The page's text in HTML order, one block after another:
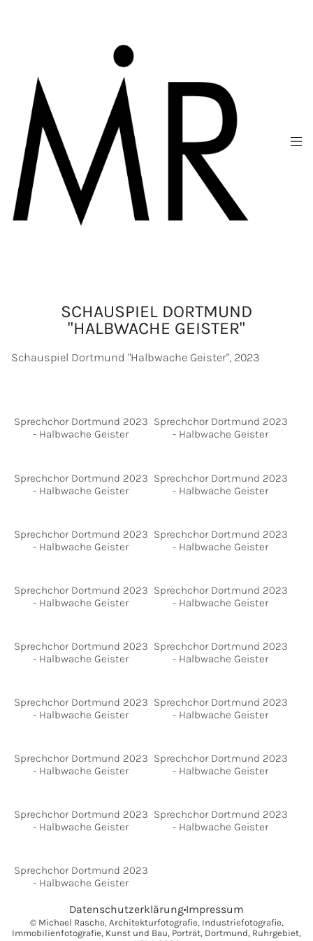
SCHAUSPIEL DORTMUND
"HALBWACHE GEISTER"
Schauspiel Dortmund "Halbwache Geister", 2023
Sprechchor Dortmund 2023
- Halbwache Geister
Sprechchor Dortmund 2023
- Halbwache Geister
Sprechchor Dortmund 2023
- Halbwache Geister
Sprechchor Dortmund 2023
- Halbwache Geister
Sprechchor Dortmund 2023
- Halbwache Geister
Sprechchor Dortmund 2023
- Halbwache Geister
Sprechchor Dortmund 2023
- Halbwache Geister
Sprechchor Dortmund 2023
- Halbwache Geister
Sprechchor Dortmund 2023
- Halbwache Geister
Sprechchor Dortmund 2023
- Halbwache Geister
Sprechchor Dortmund 2023
- Halbwache Geister
Sprechchor Dortmund 2023
- Halbwache Geister
Sprechchor Dortmund 2023
- Halbwache Geister
Sprechchor Dortmund 2023
- Halbwache Geister
Sprechchor Dortmund 2023
- Halbwache Geister
Sprechchor Dortmund 2023
- Halbwache Geister
Sprechchor Dortmund 2023
- Halbwache Geister
Datenschutzerklärung Impressum
© Michael Rasche, Architekturfotografie, Industriefotografie,
Immobilienfotografie, Kunst und Bau, Porträt, Dortmund, Ruhrgebiet,